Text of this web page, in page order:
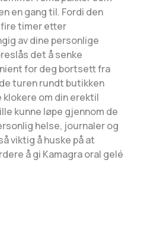
en gang til. Fordi den
fire timer etter
av dine personlige
det å senke
for deg bortsett fra
turen rundt butikken
om din erektil
kunne løpe gjennom de
helse, journaler og
viktig å huske på at
å gi Kamagra oral gelé